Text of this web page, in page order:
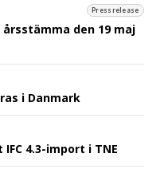
Pressrelease
den 19 maj
i Danmark
4.3-import i TNE